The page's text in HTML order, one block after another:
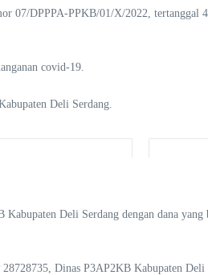
07/DPPPA-PPKB/01/X/2022, tertanggal
covid-19.
Deli Serdang.
Deli Serdang dengan dana
Dinas P3AP2KB Kabupaten Deli